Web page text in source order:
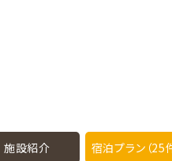
施設紹介 宿泊プラン（25